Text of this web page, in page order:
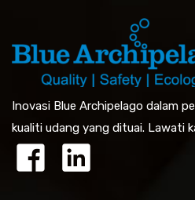
Inovasi Blue Archipelago dalam
kualiti udang yang dituai. Lawati